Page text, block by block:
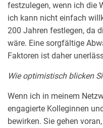
festzulegen, wenn ich die
ich kann nicht einfach
200 Jahren festlegen, da
wäre. Eine sorgfältige
Faktoren ist daher
Wie optimistisch blicken
Wenn ich in meinem
engagierte Kolleginnen
bewirken. Sie gehen